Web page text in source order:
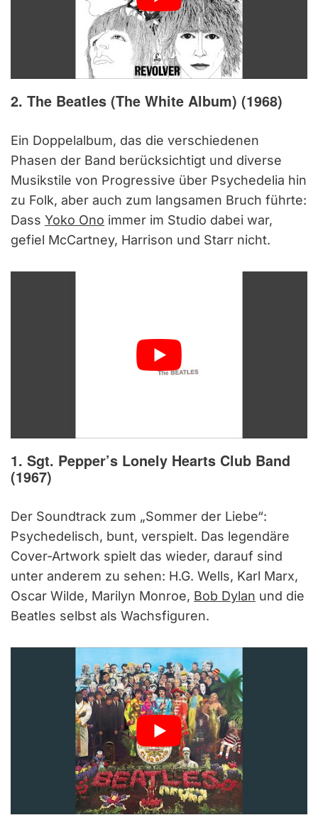
2. The Beatles (The White Album) (1968)
Ein Doppelalbum, das die verschiedenen
Phasen der Band berücksichtigt und diverse
Musikstile von Progressive über Psychedelia hin
zu Folk, aber auch zum langsamen Bruch führte:
Dass Yoko Ono immer im Studio dabei war,
gefiel McCartney, Harrison und Starr nicht.
1. Sgt. Pepper’s Lonely Hearts Club Band
(1967)
Der Soundtrack zum „Sommer der Liebe“:
Psychedelisch, bunt, verspielt. Das legendäre
Cover-Artwork spielt das wieder, darauf sind
unter anderem zu sehen: H.G. Wells, Karl Marx,
Oscar Wilde, Marilyn Monroe, Bob Dylan und die
Beatles selbst als Wachsfiguren.